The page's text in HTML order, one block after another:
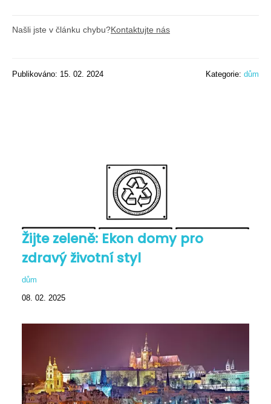
Našli jste v článku chybu?Kontaktujte nás
Publikováno: 15. 02. 2024 Kategorie: dům
Žijte zeleně: Ekon domy pro
zdravý životní styl
dům
08. 02. 2025